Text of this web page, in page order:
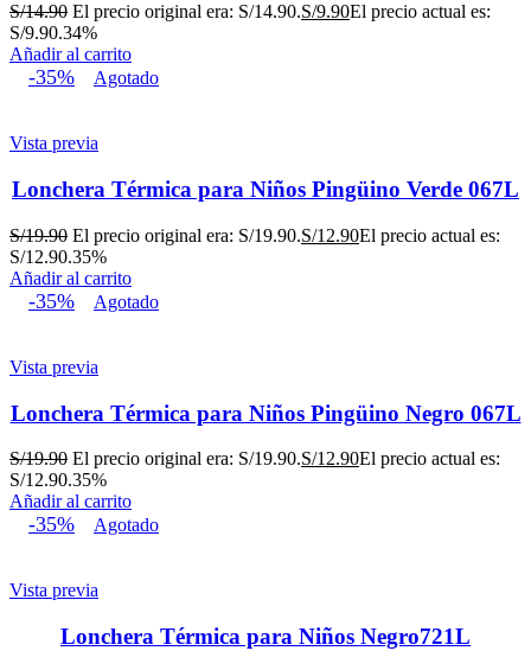
S/14.90 El precio original era: S/14.90.S/9.90El precio actual es:
S/9.90.34%
Añadir al carrito
-35% Agotado
Vista previa
Lonchera Térmica para Niños Pingüino Verde 067L
S/19.90 El precio original era: S/19.90.S/12.90El precio actual es:
S/12.90.35%
Añadir al carrito
-35% Agotado
Vista previa
Lonchera Térmica para Niños Pingüino Negro 067L
S/19.90 El precio original era: S/19.90.S/12.90El precio actual es:
S/12.90.35%
Añadir al carrito
-35% Agotado
Vista previa
Lonchera Térmica para Niños Negro721L